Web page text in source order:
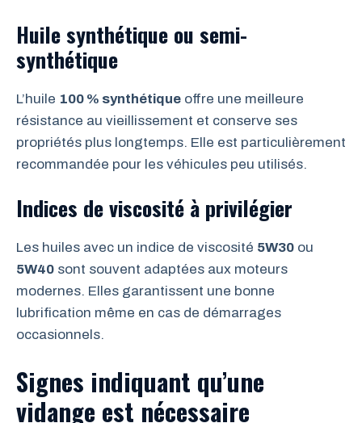
Huile synthétique ou semi-
synthétique
L’huile 100 % synthétique offre une meilleure
résistance au vieillissement et conserve ses
propriétés plus longtemps. Elle est particulièrement
recommandée pour les véhicules peu utilisés.
Indices de viscosité à privilégier
Les huiles avec un indice de viscosité 5W30 ou
5W40 sont souvent adaptées aux moteurs
modernes. Elles garantissent une bonne
lubrification même en cas de démarrages
occasionnels.
Signes indiquant qu’une
vidange est nécessaire